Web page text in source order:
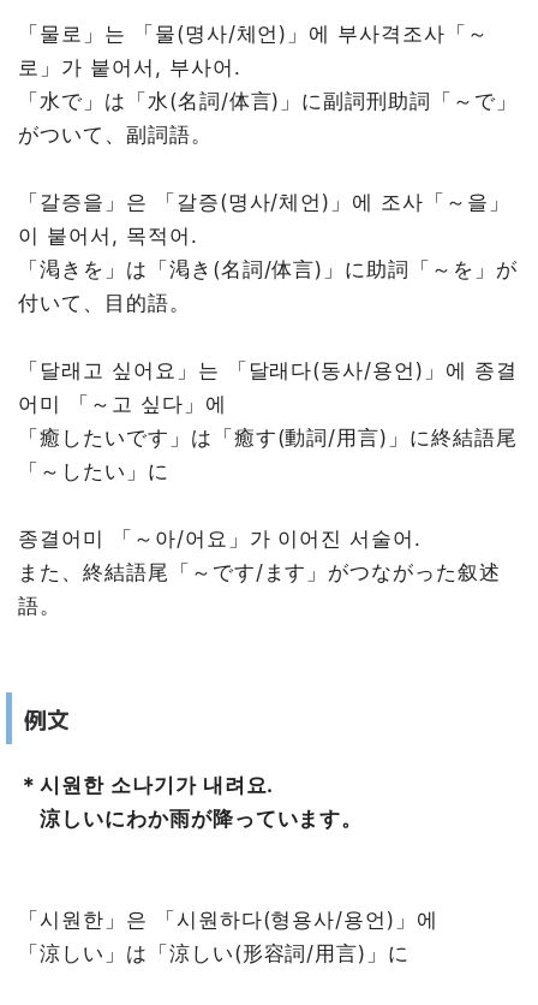
「물로」는 「물(명사/체언)」에 부사격조사「～
로」가 붙어서, 부사어.
「水で」は「水(名詞/体言)」に副詞刑助詞「～で」
がついて、副詞語。
「갈증을」은 「갈증(명사/체언)」에 조사「～을」
이 붙어서, 목적어.
「渇きを」は「渇き(名詞/体言)」に助詞「～を」が
付いて、目的語。
「달래고 싶어요」는 「달래다(동사/용언)」에 종결
어미 「～고 싶다」에
「癒したいです」は「癒す(動詞/用言)」に終結語尾
「～したい」に
종결어미 「～아/어요」가 이어진 서술어.
また、終結語尾「～です/ます」がつながった叙述
語。
例文
＊시원한 소나기가 내려요.
涼しいにわか雨が降っています。
「시원한」은 「시원하다(형용사/용언)」에
「涼しい」は「涼しい(形容詞/用言)」に